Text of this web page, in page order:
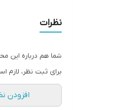
نظرات
شما هم درباره این
برای ثبت نظر، لازم
افزودن